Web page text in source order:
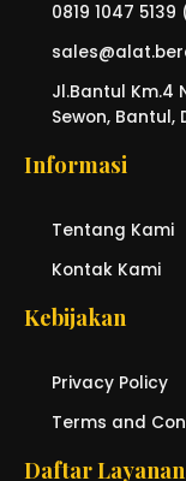
0819 1047 5139
Jl.Bantul Km.4
Sewon, Bantul,
Informasi
Tentang Kami
Kontak Kami
Kebijakan
Privacy Policy
Terms and
Daftar Layanan